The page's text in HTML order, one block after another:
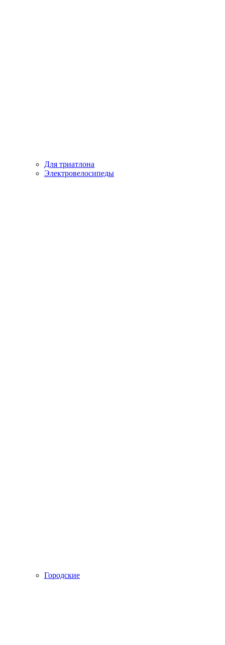
Для триатлона
Электровелосипеды
Городские